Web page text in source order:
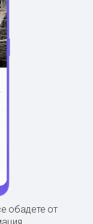
обадете от